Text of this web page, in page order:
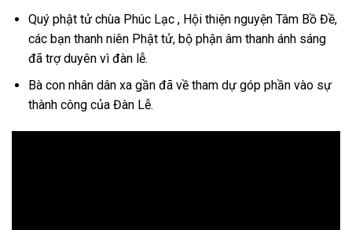
Quý phật tử chùa Phúc Lạc , Hội thiện nguyện Tâm Bồ Đề,
các bạn thanh niên Phật tử, bộ phận âm thanh ánh sáng
đã trợ duyên vì đàn lễ.
Bà con nhân dân xa gần đã về tham dự góp phần vào sự
thành công của Đàn Lễ.